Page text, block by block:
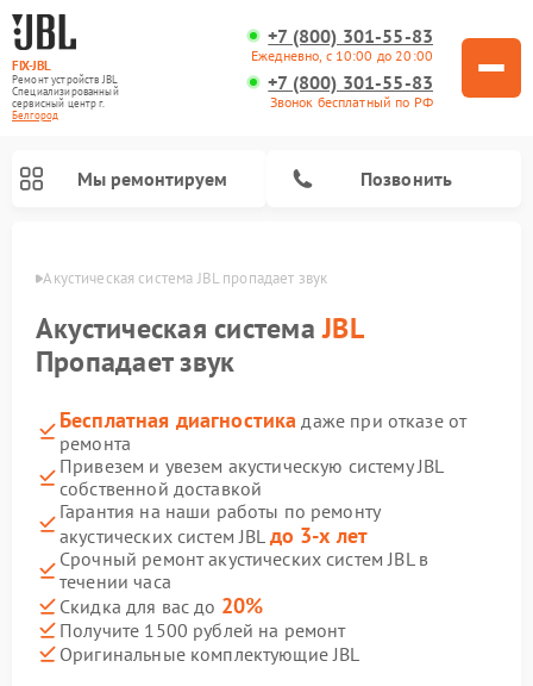
FIX-JBL
Ремонт устройств JBL
Специализированный
cервисный центр г.
Белгород
+7 (800) 301-55-83
Ежедневно, с 10:00 до 20:00
+7 (800) 301-55-83
Звонок бесплатный по РФ
Мы ремонтируем Позвонить
Акустическая система JBL пропадает звук
Акустическая системаJBL
Пропадает звук
Бесплатная диагностика даже при отказе от
ремонта
Привезем и увезем акустическую систему JBL
собственной доставкой
Гарантия на наши работы по ремонту
акустических систем JBL до 3-х лет
Срочный ремонт акустических систем JBL в
течении часа
Скидка для вас до 20%
Получите 1500 рублей на ремонт
Оригинальные комплектующие JBL